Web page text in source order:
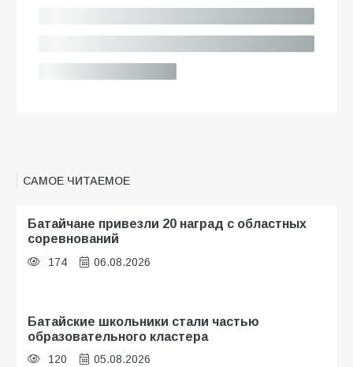
САМОЕ ЧИТАЕМОЕ
Батайчане привезли 20 наград с областных
соревнований
174 06.08.2026
Батайские школьники стали частью
образовательного кластера
120 05.08.2026